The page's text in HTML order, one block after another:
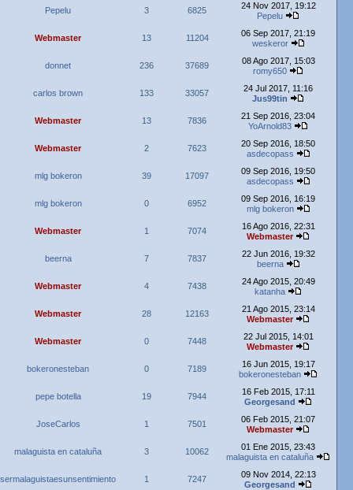
Pepelu 3 6825
24 Nov 2017, 19:12
Pepelu
Webmaster 13 11204
06 Sep 2017, 21:19
weskeror
donnet 236 37689
08 Ago 2017, 15:03
romy650
carlos brown 133 33057
24 Jul 2017, 11:16
Jus99tin
Webmaster 13 7836
21 Sep 2016, 23:04
YoArnold83
Webmaster 2 7623
20 Sep 2016, 18:50
asdecopass
mlg bokeron 39 17097
09 Sep 2016, 19:50
asdecopass
mlg bokeron 0 6952
09 Sep 2016, 16:19
mlg bokeron
Webmaster 1 7074
16 Ago 2016, 22:31
Webmaster
beerna 7 7837
22 Jun 2016, 19:32
beerna
Webmaster 4 7438
24 Ago 2015, 20:49
katanha
Webmaster 28 12163
21 Ago 2015, 23:14
Webmaster
Webmaster 0 7448
22 Jul 2015, 14:01
Webmaster
bokeronesteban 0 7189
16 Jun 2015, 19:17
bokeronesteban
pepe botella 19 7944
16 Feb 2015, 17:11
Georgesand
JoseCarlos 1 7501
06 Feb 2015, 21:07
Webmaster
malaguista en cataluña 3 10062
01 Ene 2015, 23:43
malaguista en cataluña
sermalaguistaesunsentimiento 1 7247
09 Nov 2014, 22:13
Georgesand